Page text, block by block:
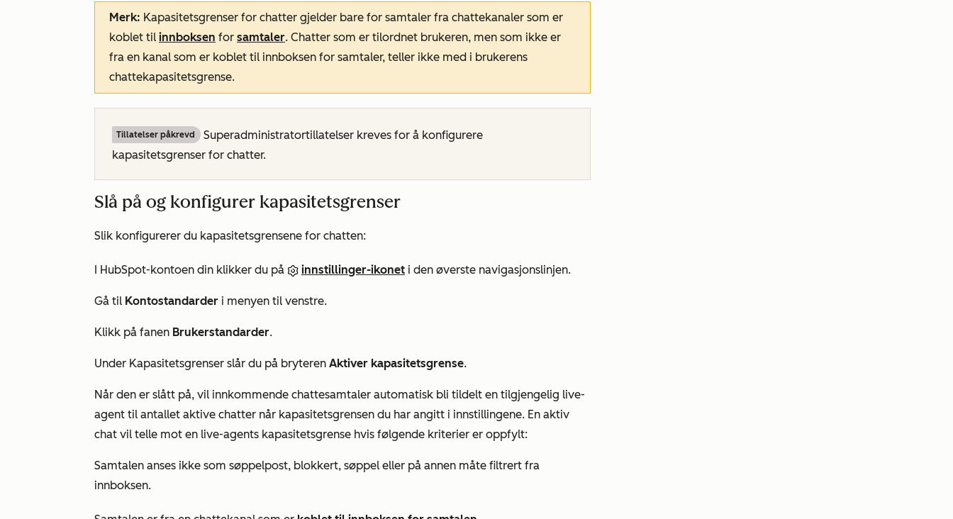
Merk: Kapasitetsgrenser for chatter gjelder bare for samtaler fra chattekanaler som er
koblet til innboksen for samtaler. Chatter som er tilordnet brukeren, men som ikke er
fra en kanal som er koblet til innboksen for samtaler, teller ikke med i brukerens
chattekapasitetsgrense.
Tillatelser påkrevd
Superadministratortillatelser kreves for å konfigurere
kapasitetsgrenser for chatter.
Slå på og konfigurer kapasitetsgrenser
Slik konfigurerer du kapasitetsgrensene for chatten:
I HubSpot-kontoen din klikker du på innstillinger-ikonet i den øverste navigasjonslinjen.
Gå til Kontostandarder i menyen til venstre.
Klikk på fanen Brukerstandarder.
Under Kapasitetsgrenser slår du på bryteren Aktiver kapasitetsgrense.
Når den er slått på, vil innkommende chattesamtaler automatisk bli tildelt en tilgjengelig live-
agent til antallet aktive chatter når kapasitetsgrensen du har angitt i innstillingene. En aktiv
chat vil telle mot en live-agents kapasitetsgrense hvis følgende kriterier er oppfylt:
Samtalen anses ikke som søppelpost, blokkert, søppel eller på annen måte filtrert fra
innboksen.